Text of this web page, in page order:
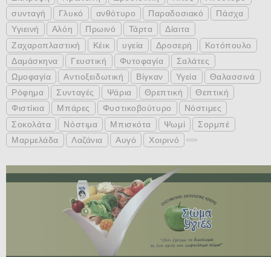
συνταγή
Γλυκό ανθότυρο Παραδοσιακό
Πάσχα
Υγιεινή
Αλόη Πρωινό Τάρτα
Δίαιτα
Ζαχαροπλαστική
Κέικ υγεία Δροσερή
Κοτόπουλο
Δαμάσκηνα
Γευστική Φυτοφαγία
Σαλάτες
Ωμοφαγία
Αντιοξειδωτική Βίγκαν Υγεία
Θαλασσινά
Ρόφημα
Συνταγές Ψάρια Θρεπτική
Θεπτική
Φιστίκια
Μπάρες Φυστικοβούτυρο
Νόστιμες
Σοκολάτα
Νόστιμα Μπισκότα Ψωμί
Σορμπέ
Μαρμελάδα
Λαζάνια Αυγό Χοιρινό